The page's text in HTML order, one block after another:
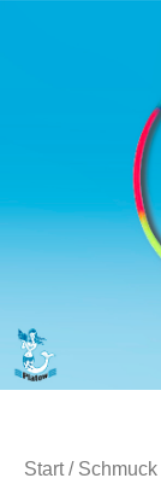
Start/ Schmuck